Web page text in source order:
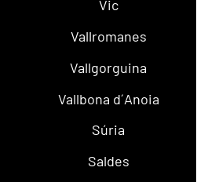
Vic
Vallromanes
Vallgorguina
Vallbona d´Anoia
Súria
Saldes